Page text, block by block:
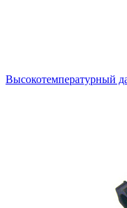
Высокотемпературный